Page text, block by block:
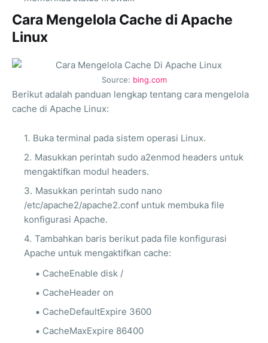
Cara Mengelola Cache di Apache
Linux
Source: bing.com
Berikut adalah panduan lengkap tentang cara mengelola
cache di Apache Linux:
Buka terminal pada sistem operasi Linux.
Masukkan perintah sudo a2enmod headers untuk
mengaktifkan modul headers.
Masukkan perintah sudo nano
/etc/apache2/apache2.conf untuk membuka file
konfigurasi Apache.
Tambahkan baris berikut pada file konfigurasi
Apache untuk mengaktifkan cache:
CacheEnable disk /
CacheHeader on
CacheDefaultExpire 3600
CacheMaxExpire 86400